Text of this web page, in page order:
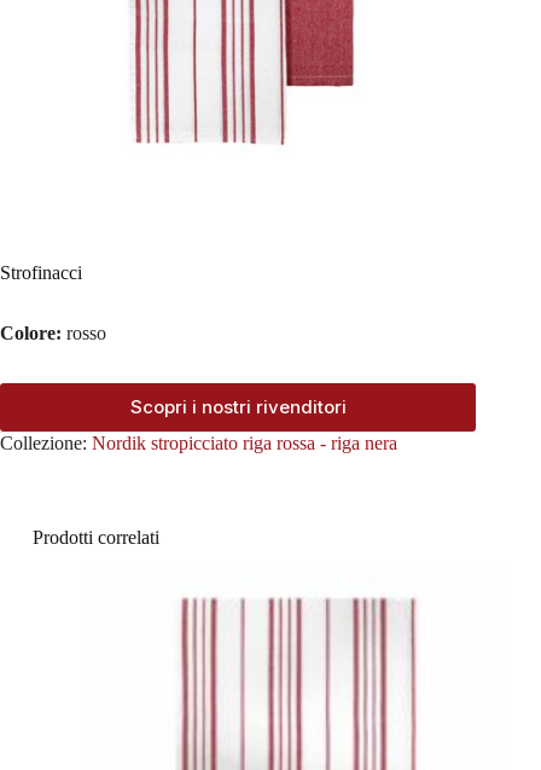
Strofinacci
Colore: rosso
Scopri i nostri rivenditori
Collezione: Nordik stropicciato riga rossa - riga nera
Prodotti correlati